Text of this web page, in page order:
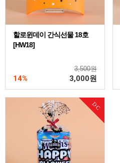
할로윈데이 간식선물 18호
[HW18]
3,500원
14% 3,000원
DC